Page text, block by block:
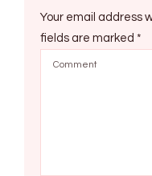
Your email address
fields are marked *